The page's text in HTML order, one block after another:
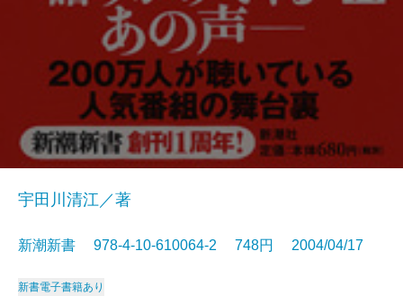
宇田川清江／著
新潮新書 978-4-10-610064-2 748円 2004/04/17
新書電子書籍あり